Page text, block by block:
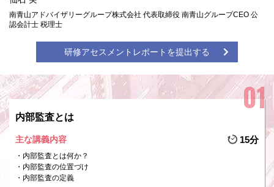
南青山アドバイザリーグループ株式会社 代表取締役 南青山グループCEO 公
認会計士 税理士
研修アセスメントレポートを提出する
内部監査とは
主な講義内容 15分
内部監査とは何か？
内部監査の位置づけ
内部監査の定義